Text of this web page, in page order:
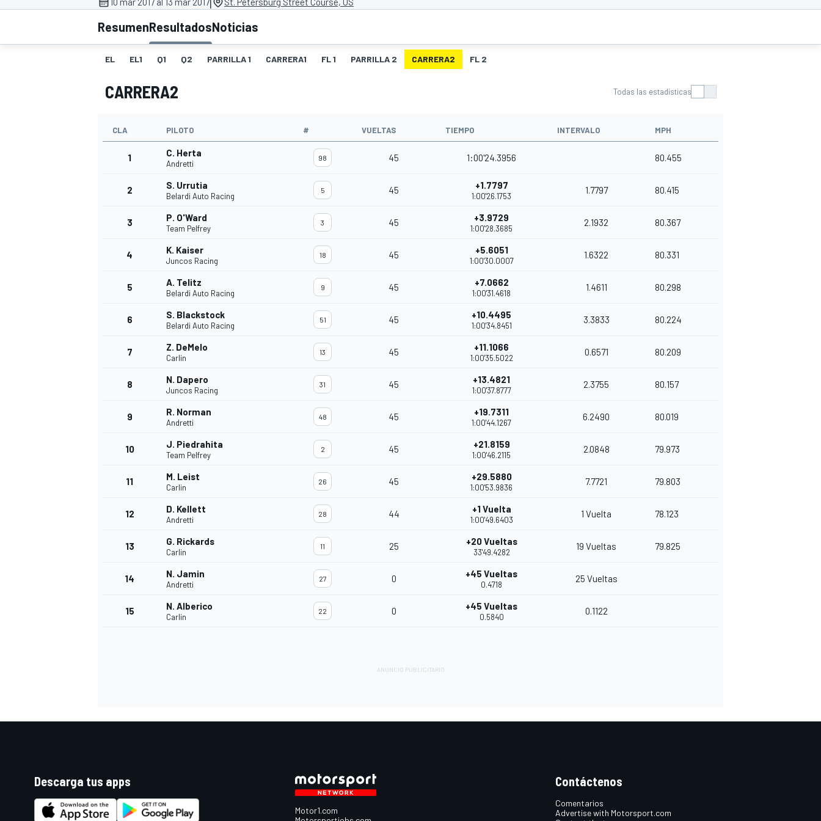
FÓRMULA E MOTO
NASCAR SPORTSCAR
ResumenResultadosNoticias
EL EL1 Q1 Q2 PARRILLA 1 CARRERA1 FL 1 PARRILLA 2 CARRERA2 FL 2
CARRERA2 Todas las estadísticas
CLA PILOTO # VUELTAS TIEMPO INTERVALO MPH
1 C. Herta
Andretti
98 45 1:00'24.3956 80.455
2 S. Urrutia
Belardi Auto Racing
5 45 +1.7797
1:00'26.1753
1.7797 80.415
3 P. O'Ward
Team Pelfrey
3 45 +3.9729
1:00'28.3685
2.1932 80.367
4 K. Kaiser
Juncos Racing
18 45 +5.6051
1:00'30.0007
1.6322 80.331
5 A. Telitz
Belardi Auto Racing
9 45 +7.0662
1:00'31.4618
1.4611 80.298
6 S. Blackstock
Belardi Auto Racing
51 45 +10.4495
1:00'34.8451
3.3833 80.224
7 Z. DeMelo
Carlin
13 45 +11.1066
1:00'35.5022
0.6571 80.209
8 N. Dapero
Juncos Racing
31 45 +13.4821
1:00'37.8777
2.3755 80.157
9 R. Norman
Andretti
48 45 +19.7311
1:00'44.1267
6.2490 80.019
10 J. Piedrahita
Team Pelfrey
2 45 +21.8159
1:00'46.2115
2.0848 79.973
11 M. Leist
Carlin
26 45 +29.5880
1:00'53.9836
7.7721 79.803
12 D. Kellett
Andretti
28 44 +1 Vuelta
1:00'49.6403
1 Vuelta 78.123
13 G. Rickards
Carlin
11 25 +20 Vueltas
33'49.4282
19 Vueltas 79.825
14 N. Jamin
Andretti
27 0 +45 Vueltas
0.4718
25 Vueltas
15 N. Alberico
Carlin
22 0 +45 Vueltas
0.5840
0.1122
Descarga tus apps
Motor1.com
Contáctenos
Comentarios
Advertise with Motorsport.com